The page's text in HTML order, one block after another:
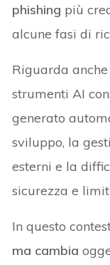
phishing più
alcune fasi di
Riguarda anche
strumenti AI
generato
sviluppo, la
esterni e la
sicurezza e
In questo
ma cambia